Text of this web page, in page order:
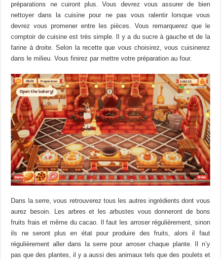
préparations ne cuirontplus.
Vous devrez vous assurer de bien
nettoyer dans la cuisine pour ne pas vous ralentir lorsque vous
devrez vous promener entre les pièces. Vous remarquerez que le
comptoir de cuisine est très simple.
Il y a du sucreà gauche et de la
farine à droite. Selon la recette que vous choisirez, vous cuisinerez
dans le milieu. Vous finirez par mettre votre préparation au four.
Dans la serre, vous retrouverez tous les autresingrédients dont vous
aurez
besoin Les arbres et les arbustes vousdonneront de bons
fruits frais et même du cacao.
Il faut les arroser régulièrement, sinon
ils ne seront plus en état pour produire des fruits, alors il faut
régulièrement allerdans laserre pour arroser chaque plante. Il n’y
pas que des plantes, il y a aussi des animaux tels que des poulets et